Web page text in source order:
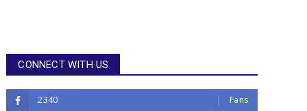
CONNECT WITH US
2340 Fans